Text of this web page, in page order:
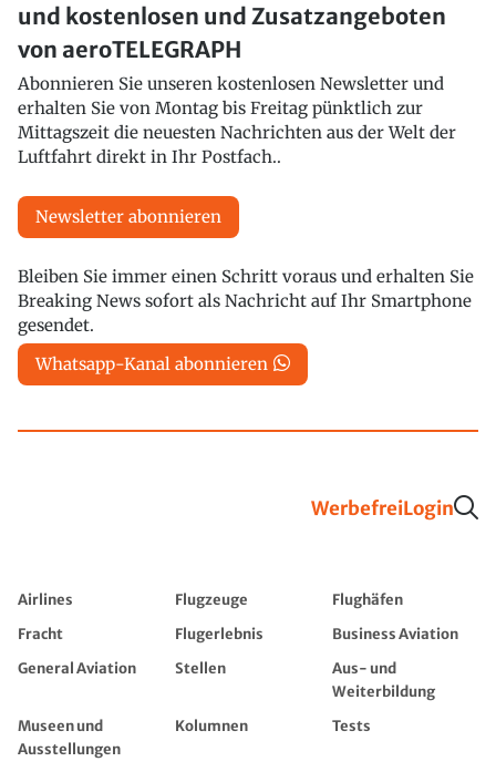
und kostenlosen und Zusatzangeboten
von aeroTELEGRAPH
Abonnieren Sie unseren kostenlosen Newsletter und
erhalten Sie von Montag bis Freitag pünktlich zur
Mittagszeit die neuesten Nachrichten aus der Welt der
Luftfahrt direkt in Ihr Postfach..
Newsletter abonnieren
Bleiben Sie immer einen Schritt voraus und erhalten Sie
Breaking News sofort als Nachricht auf Ihr Smartphone
gesendet.
Whatsapp-Kanal abonnieren
WerbefreiLogin
Airlines Flugzeuge
Flughäfen
Fracht
Flugerlebnis
Business Aviation
General Aviation
Stellen
Aus- und
Weiterbildung
Museen und
Ausstellungen
Kolumnen Tests